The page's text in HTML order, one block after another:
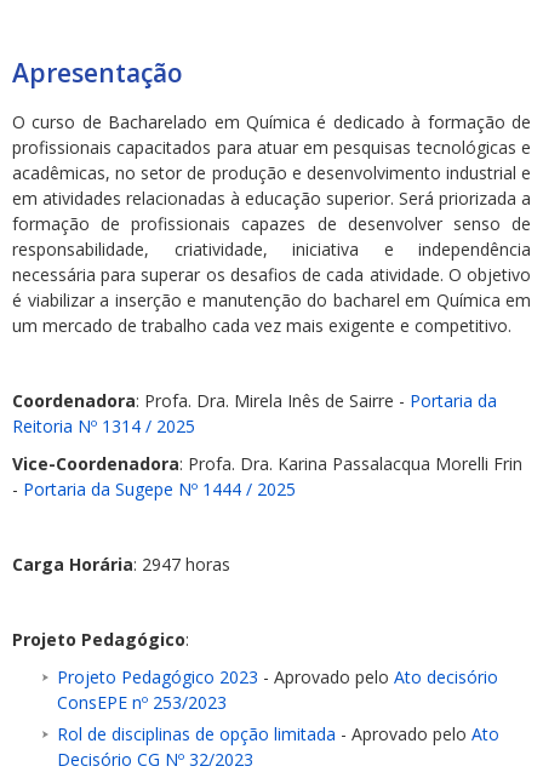
Apresentação
O curso de Bacharelado em Química é dedicado à formação de
profissionais capacitados para atuar em pesquisas tecnológicas e
acadêmicas, no setor de produção e desenvolvimento industrial e
em atividades relacionadas à educação superior. Será priorizada a
formação de profissionais capazes de desenvolver senso de
responsabilidade, criatividade, iniciativa e independência
necessária para superar os desafios de cada atividade. O objetivo
é viabilizar a inserção e manutenção do bacharel em Química em
um mercado de trabalho cada vez mais exigente e competitivo.
Coordenadora: Profa. Dra. Mirela Inês de Sairre - Portaria da
Reitoria Nº 1314 / 2025
Vice-Coordenadora: Profa. Dra. Karina Passalacqua Morelli Frin
- Portaria da Sugepe Nº 1444 / 2025
Carga Horária: 2947 horas
Projeto Pedagógico:
Projeto Pedagógico 2023 - Aprovado pelo Ato decisório
ConsEPE nº 253/2023
Rol de disciplinas de opção limitada - Aprovado pelo Ato
Decisório CG Nº 32/2023